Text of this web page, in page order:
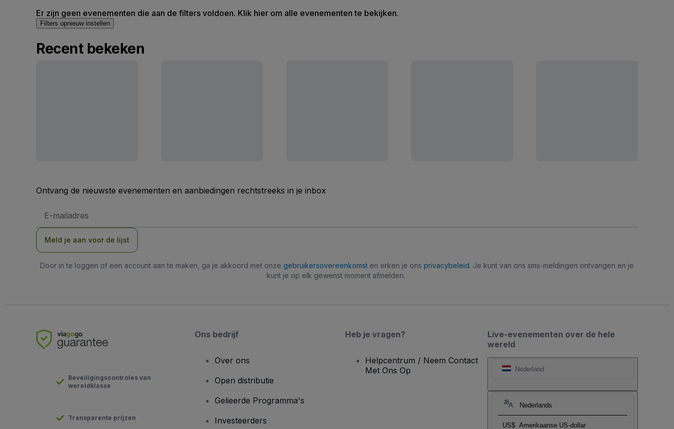
Er zijn geen evenementen die aan de filters voldoen. Klik hier om alle evenementen te bekijken.
Filters opnieuw instellen
Recent bekeken
Ontvang de nieuwste evenementen en aanbiedingen rechtstreeks in je inbox
mailadres
Meld je aan voor de lijst
Door in te loggen of een account aan te maken, ga je akkoord met onze gebruikersovereenkomst en erken je ons privacybeleid. Je kunt van ons sms-meldingen ontvangen en je
kunt je op elk gewenst moment afmelden.
Live-evenementen over de hele
wereld
Nederland
Nederlands
US$ Amerikaanse US-dollar
Beveiligingscontroles van
wereldklasse
Transparente prijzen
Ons bedrijf
Over ons
Open distributie
Gelieerde Programma's
Investeerders
Heb je vragen?
Helpcentrum / Neem Contact
Met Ons Op